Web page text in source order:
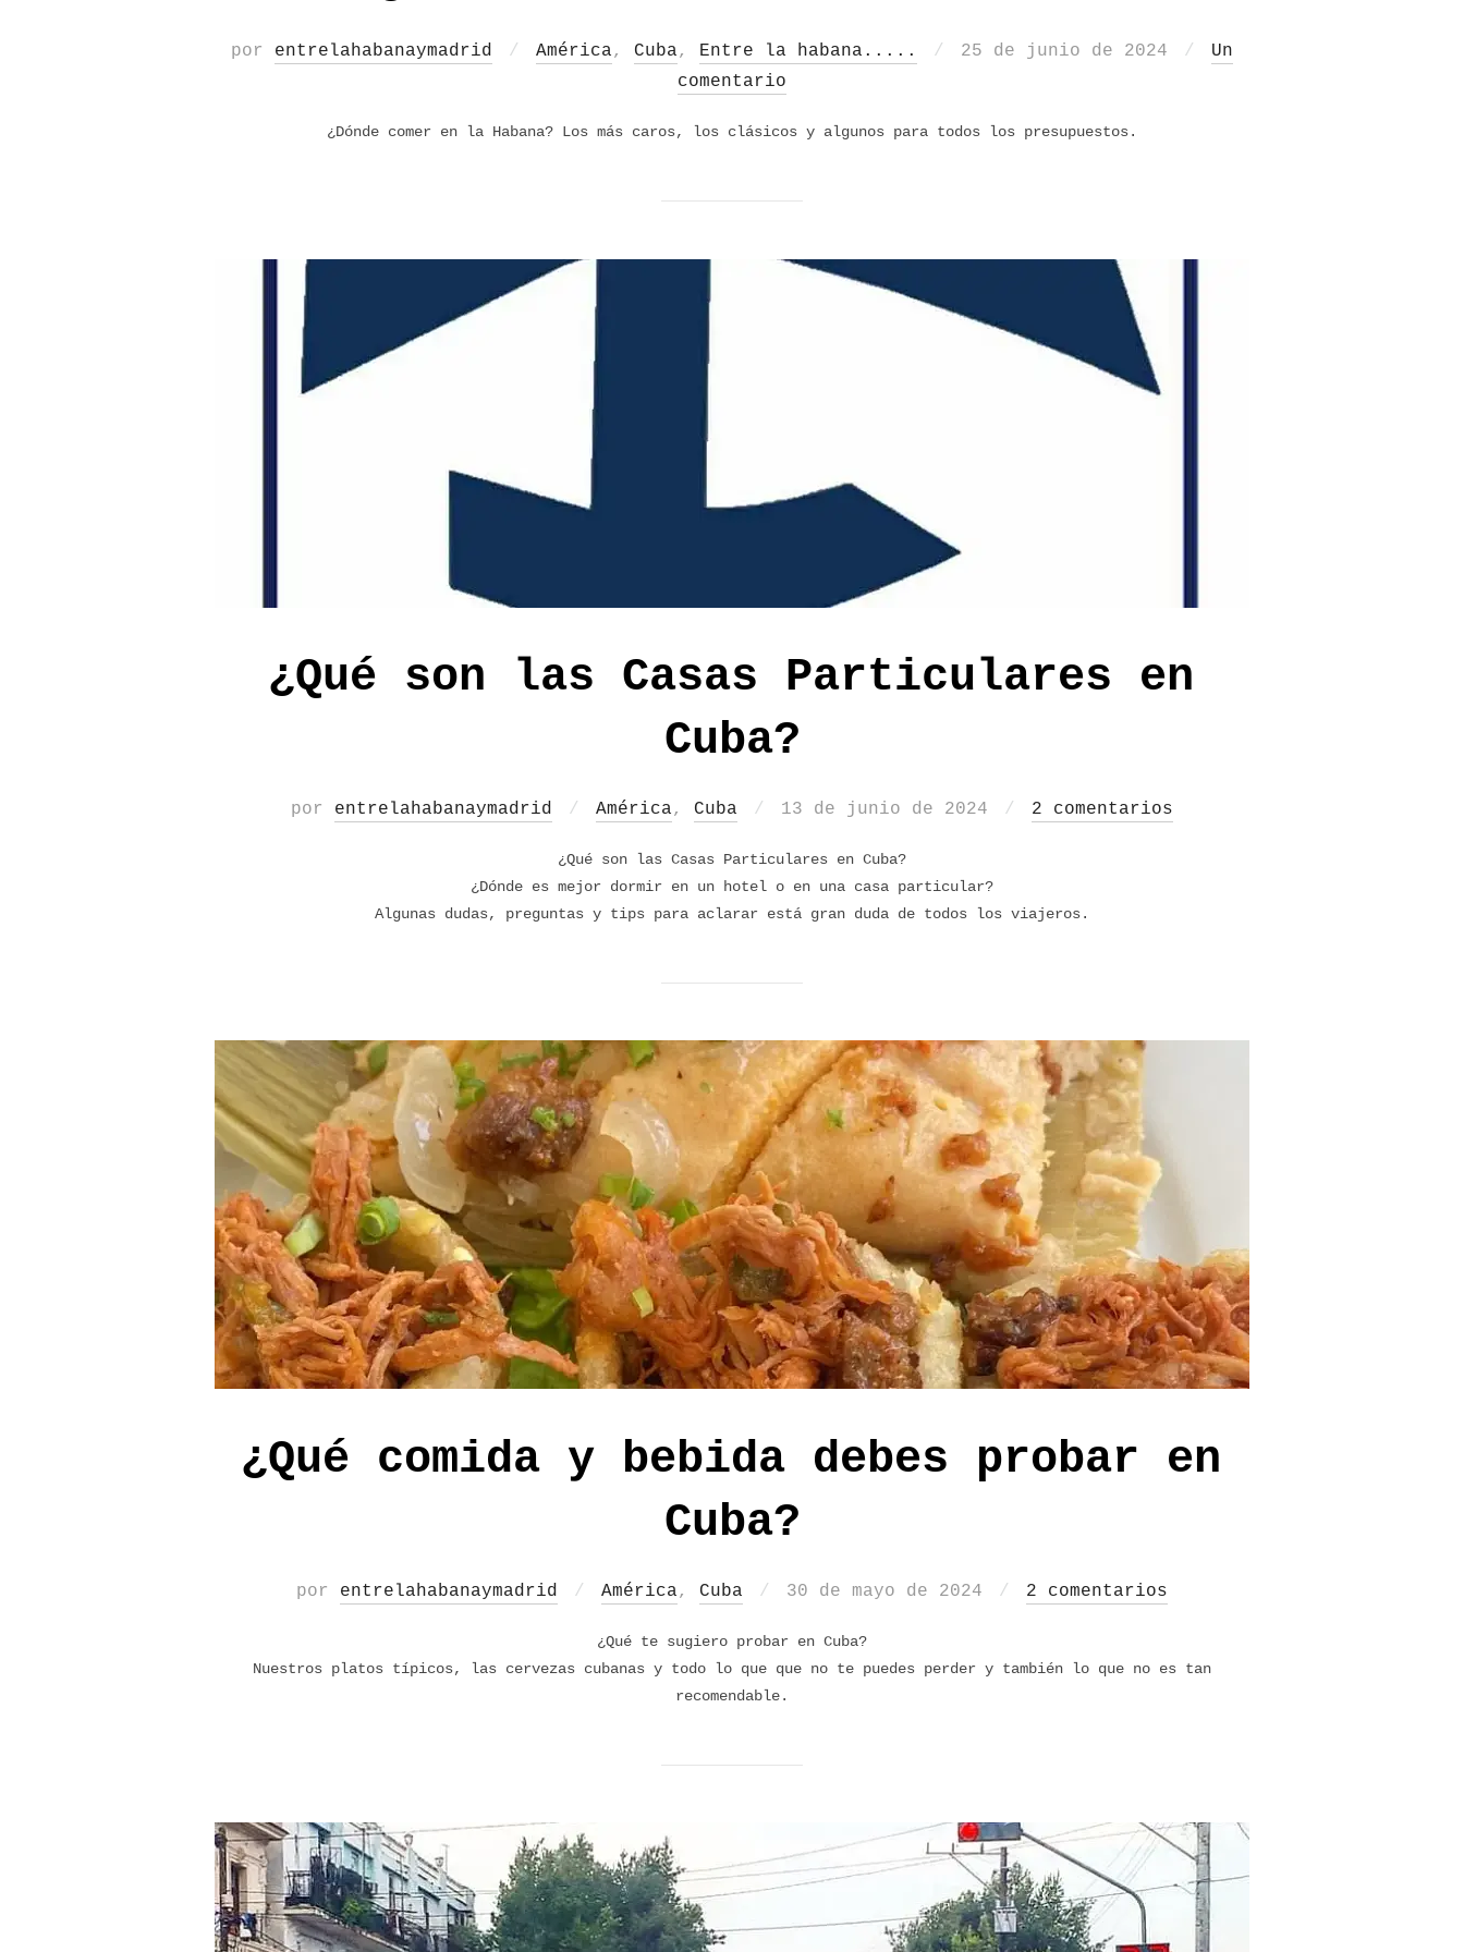
por entrelahabanaymadrid América, Cuba, Entre la habana.....
Publicado
25 de junio de 2024
Un
comentario
¿Dónde comer en la Habana? Los más caros, los clásicos y algunos para todos los presupuestos.
¿Qué son las Casas Particulares en
Cuba?
por entrelahabanaymadrid América, Cuba
Publicado
13 de junio de 2024 2 comentarios
¿Qué son las Casas Particulares en Cuba?
¿Dónde es mejor dormir en un hotel o en una casa particular?
Algunas dudas, preguntas y tips para aclarar está gran duda de todos los viajeros.
¿Qué comida y bebida debes probar en
Cuba?
por entrelahabanaymadrid América, Cuba
Publicado
30 de mayo de 2024 2 comentarios
¿Qué te sugiero probar en Cuba?
Nuestros platos típicos, las cervezas cubanas y todo lo que que no te puedes perder y también lo que no es tan
recomendable.